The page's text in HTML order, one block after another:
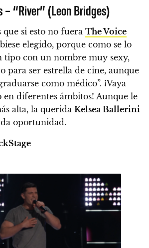
– “River” (Leon Bridges)
que si esto no fuera The Voice
elegido, porque como se lo
tipo con un nombre muy sexy,
para ser estrella de cine, aunque
como médico”. ¡Vaya
en diferentes ámbitos! Aunque le
alta, la querida Kelsea Ballerini
oportunidad.